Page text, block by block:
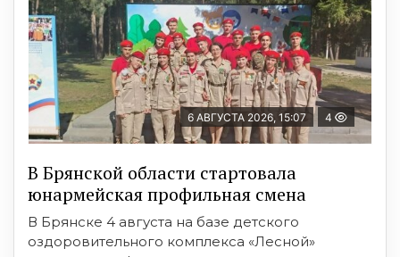
6 АВГУСТА 2026, 15:07 4
В Брянской области стартовала
юнармейская профильная смена
В Брянске 4 августа на базе детского
оздоровительного комплекса «Лесной»